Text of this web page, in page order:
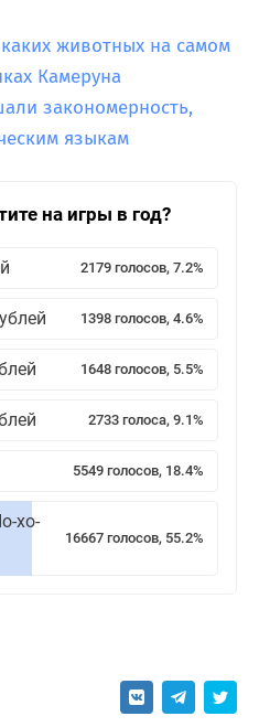
животных на самом
Камеруна
закономерность,
языкам
на игры в год?
2179 голосов, 7.2%
1398 голосов, 4.6%
1648 голосов, 5.5%
2733 голоса, 9.1%
5549 голосов, 18.4%
хо-
16667 голосов, 55.2%